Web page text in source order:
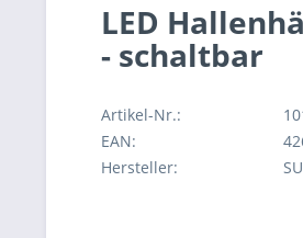
LED
- schaltbar
Artikel-Nr.:
EAN:
Hersteller: